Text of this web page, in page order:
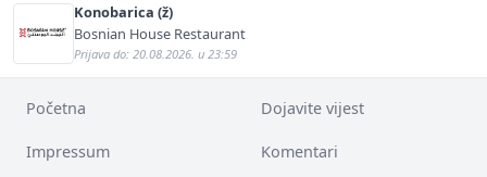
Konobarica (ž)
Bosnian House Restaurant
Prijava do: 20.08.2026. u 23:59
Početna Dojavite vijest
Impressum Komentari